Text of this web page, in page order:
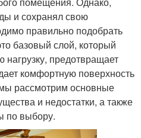
и сохранял свою
правильно подобрать
базовый слой, который
предотвращает
комфортную поверхность
рассмотрим основные
и недостатки, а также
по выбору.